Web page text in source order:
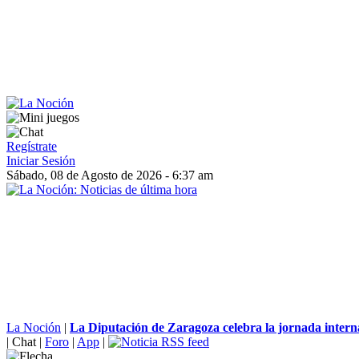
Regístrate
Iniciar Sesión
Sábado, 08 de Agosto de 2026 - 6:37 am
La Noción | La Diputación de Zaragoza celebra la jornada
| Chat | Foro | App |